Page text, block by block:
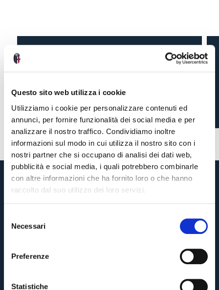
Questo sito web utilizza i cookie
Utilizziamo i cookie per personalizzare contenuti ed
annunci, per fornire funzionalità dei social media e per
analizzare il nostro traffico. Condividiamo inoltre
informazioni sul modo in cui utilizza il nostro sito con i
nostri partner che si occupano di analisi dei dati web,
pubblicità e social media, i quali potrebbero combinarle
con altre informazioni che ha fornito loro o che hanno
raccolto dal suo utilizzo dei loro servizi.
Necessari
Preferenze
Statistiche
BOLOGNA-PISA 1-4
19 ore fa #amichevole
«We are one»